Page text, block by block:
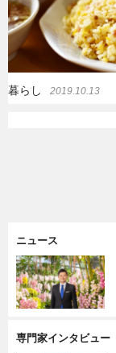
暮らし 2019.10.13
ニュース
専門家インタビュー